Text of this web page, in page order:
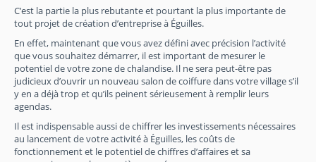
C’est la partie la plus rebutante et pourtant la plus importante de
tout projet de création d’entreprise à Éguilles.
En effet, maintenant que vous avez défini avec précision l’activité
que vous souhaitez démarrer, il est important de mesurer le
potentiel de votre zone de chalandise. Il ne sera peut-être pas
judicieux d’ouvrir un nouveau salon de coiffure dans votre village s’il
y en a déjà trop et qu’ils peinent sérieusement à remplir leurs
agendas.
Il est indispensable aussi de chiffrer les investissements nécessaires
au lancement de votre activité à Éguilles, les coûts de
fonctionnement et le potentiel de chiffres d’affaires et sa